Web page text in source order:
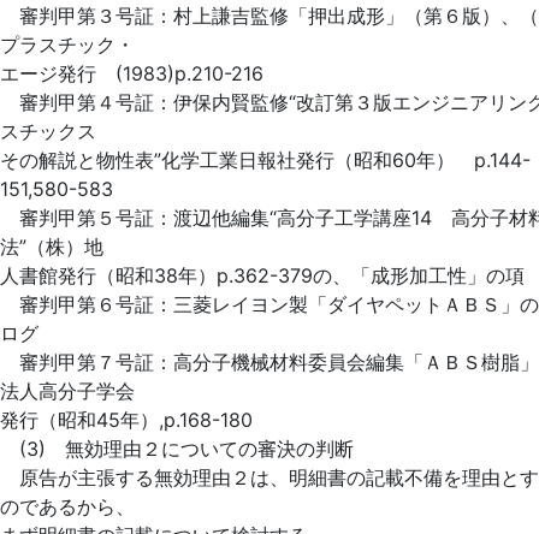
審判甲第３号証：村上謙吉監修「押出成形」（第６版）、
プラスチック・
エージ発行 (1983)p.210-216
審判甲第４号証：伊保内賢監修“改訂第３版エンジニアリン
スチックス
その解説と物性表”化学工業日報社発行（昭和60年） p.144-
151,580-583
審判甲第５号証：渡辺他編集“高分子工学講座14 高分子材
法”（株）地
人書館発行（昭和38年）p.362-379の、「成形加工性」の項
審判甲第６号証：三菱レイヨン製「ダイヤペットＡＢＳ」
ログ
審判甲第７号証：高分子機械材料委員会編集「ＡＢＳ樹脂
法人高分子学会
発行（昭和45年）,p.168-180
(3) 無効理由２についての審決の判断
原告が主張する無効理由２は、明細書の記載不備を理由と
のであるから、